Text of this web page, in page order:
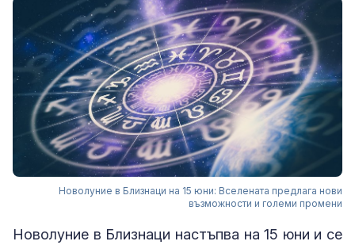
Новолуние в Близнаци на 15 юни: Вселената предлага нови
възможности и големи промени
Новолуние в Близнаци настъпва на 15 юни и се